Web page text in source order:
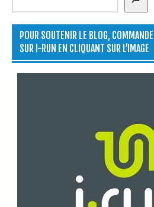
POUR SOUTENIR LE BLOG,
SUR I-RUN EN CLIQUANT SUR L’IMAGE